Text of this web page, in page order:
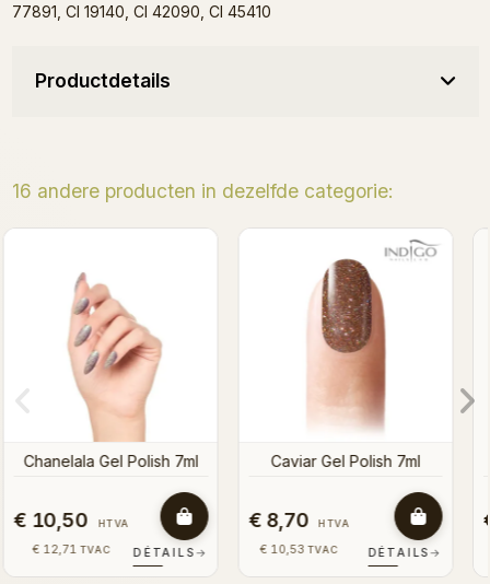
77891, CI 19140, CI 42090, CI 45410
Productdetails
16 andere producten in dezelfde categorie:
Binnenkort op voorraad
€ 8,70 HTVA
€ 10,53 TVAC DÉTAILS →
Sparkling Wine Gel
€ 8,70 HTVA
€ 10,53 TVAC DÉTAILS